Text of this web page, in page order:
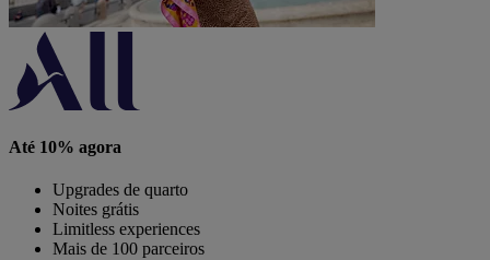
Até 10% agora
Upgrades de quarto
Noites grátis
Limitless experiences
Mais de 100 parceiros